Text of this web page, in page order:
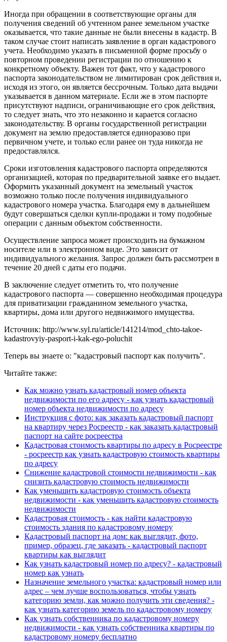
Иногда при обращении в соответствующие органы для
получения сведений об учтенном ранее земельном участке
оказывается, что такие данные не были внесены в кадастр. В
таком случае стоит написать заявление в орган кадастрового
учета. Необходимо указать в письменной форме просьбу о
повторном проведении регистрации по отношению к
конкретному объекту. Важен тот факт, что у кадастрового
паспорта законодательством не лимитирован срок действия и,
исходя из этого, он является бессрочным. Только дата выдачи
указывается в данном материале. Если же в этом паспорте
присутствуют надписи, ограничивающие его срок действия,
то следует знать, что это незаконно и карается согласно
законодательству. В органы государственной регистрации
документ на землю предоставляется единоразово при
первичном учете, и только если ранее он туда никогда не
предоставлялся.
Сроки изготовления кадастрового паспорта определяются
организацией, которая по предварительной заявке его выдает.
Оформить указанный документ на земельный участок
возможно только после получения индивидуального
кадастрового номера участка. Благодаря ему в дальнейшем
будут совершаться сделки купли-продажи и тому подобные
операции с данным объектом собственности.
Осуществление запроса может происходить на бумажном
носителе или в электронном виде. Это зависит от
индивидуального желания. Запрос должен быть рассмотрен в
течение 20 дней с даты его подачи.
В заключение следует отметить то, что получение
кадастрового паспорта — совершенно необходимая процедура
для приватизации гражданином земельного участка,
квартиры, дома или другого недвижимого имущества.
Источник: http://www.syl.ru/article/141214/mod_chto-takoe-
kadastrovyiy-pasport-i-kak-ego-poluchit
Теперь вы знаете о: "кадастровый паспорт как получить".
Читайте также:
Как можно узнать кадастровый номер объекта
недвижимости по его адресу - как узнать кадастровый
номер объекта недвижимости по адресу
Инструкция с фото: как заказать кадастровый паспорт
на квартиру через Росреестр - как заказать кадастровый
паспорт на сайте росреестра
Кадастровая стоимость квартиры по адресу в Росреестре
- росреестр как узнать кадастровую стоимость квартиры
по адресу
Снижение кадастровой стоимости недвижимости - как
снизить кадастровую стоимость недвижимости
Как уменьшить кадастровую стоимость объекта
недвижимости - как уменьшить кадастровую стоимость
недвижимости
Кадастровая стоимость - как найти кадастровую
стоимость здания по кадастровому номеру
Кадастровый паспорт на дом: как выглядит, фото,
пример, образец, где заказать - кадастровый паспорт
квартиры как выглядит
Как узнать кадастровый номер по адресу? - кадастровый
номер как узнать
Назначение земельного участка: кадастровый номер или
адрес – чем лучше воспользоваться, чтобы узнать
категорию земли, как можно получить эти сведения? -
как узнать категорию земель по кадастровому номеру
Как узнать собственника по кадастровому номеру
недвижимости - как узнать собственника квартиры по
кадастровому номеру бесплатно